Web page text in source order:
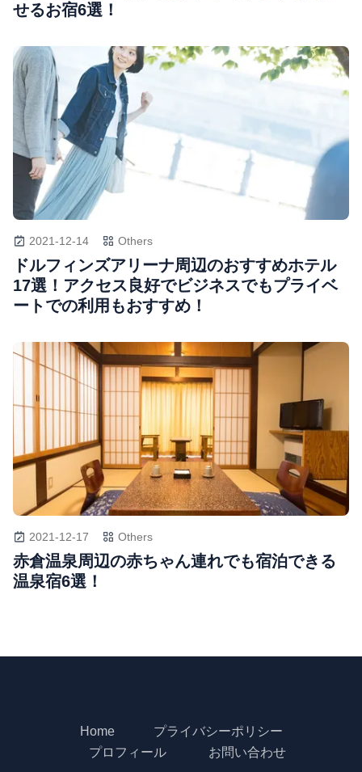
せるお宿6選！
2021-12-14 Others
ドルフィンズアリーナ周辺のおすすめホテル
17選！アクセス良好でビジネスでもプライベ
ートでの利用もおすすめ！
2021-12-17 Others
赤倉温泉周辺の赤ちゃん連れでも宿泊できる
温泉宿6選！
Home
プライバシーポリシー
プロフィール
お問い合わせ